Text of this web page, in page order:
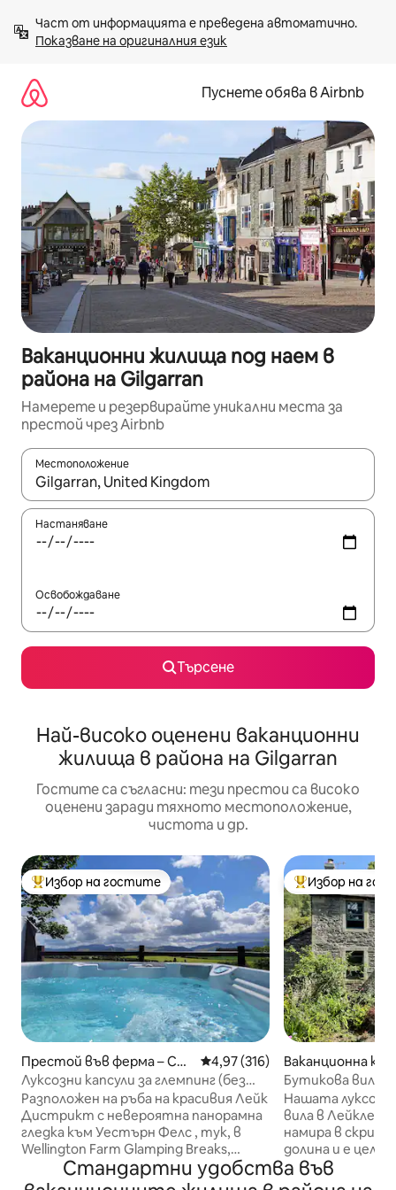
към
съдържанието
Показване на оригиналния език
Пуснете обява в Airbnb
Ваканционни жилища под наем в
района на Gilgarran
Намерете и резервирайте уникални места за
престой чрез Airbnb
Местоположение
Когато резултатите се покажат, използвайте
Настаняване
Освобождаване
Търсене
Най-високо оценени ваканционни
жилища в района на Gilgarran
Гостите са съгласни: тези престои са високо
оценени заради тяхното местоположение,
чистота и др.
Най-популярен избор на гостите
Избор на гостите
Престой във ферма – Cu
mbria
Средна оценка: 4,97 от 5,
4,97 (316)
Луксозни капсули за глемпинг (без
домашни любимци)
Разположен на ръба на красивия Лейк
Дистрикт с невероятна панорамна
гледка към Уестърн Фелс , тук, в
Wellington Farm Glamping Breaks,
нашите 6 капсули са напълно
оборудвани с електричество,
Най-популярен
Избор на
Ваканционна
on
Бутикова вила
Лортън.
Нашата
вила в
намира в
долина и е
Две красиви
които може да
Стандартни удобства във